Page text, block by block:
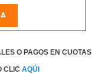
O PAGOS EN CUOTAS
CLIC AQÚI